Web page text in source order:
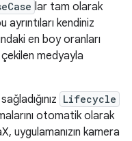
lar tam olarak
kendiniz
en boy oranları
medyayla
Lifecycle
otomatik olarak
uygulamanızın kamera